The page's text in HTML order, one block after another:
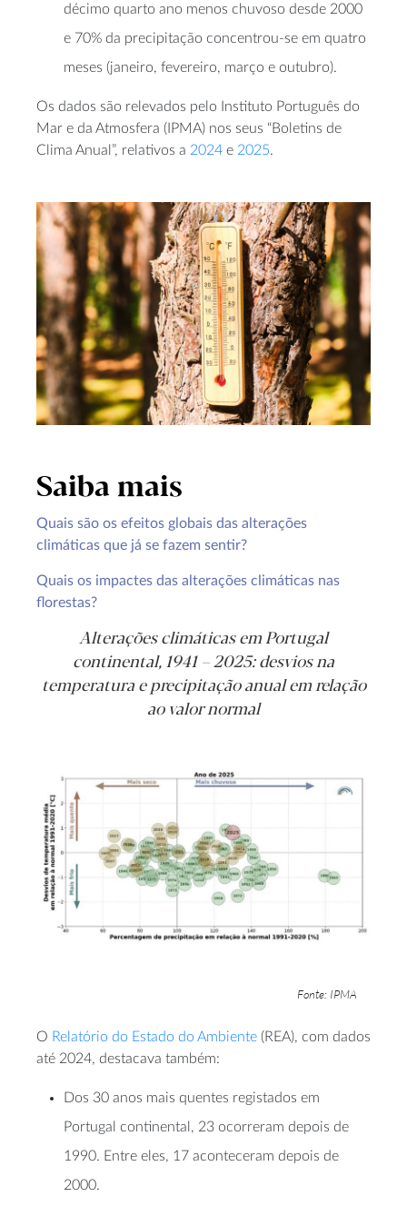
décimo quarto ano menos chuvoso desde 2000
e 70% da precipitação concentrou-se em quatro
meses (janeiro, fevereiro, março e outubro).
Os dados são relevados pelo Instituto Português do
Mar e da Atmosfera (IPMA) nos seus “Boletins de
Clima Anual”, relativos a 2024 e 2025.
Saiba mais
Quais são os efeitos globais das alterações
climáticas que já se fazem sentir?
Quais os impactes das alterações climáticas nas
florestas?
Alterações climáticas em Portugal
continental, 1941 – 2025: desvios na
temperatura e precipitação anual em relação
ao valor normal
Fonte: IPMA
O Relatório do Estado do Ambiente (REA), com dados
até 2024, destacava também:
Dos 30 anos mais quentes registados em
Portugal continental, 23 ocorreram depois de
1990. Entre eles, 17 aconteceram depois de
2000.